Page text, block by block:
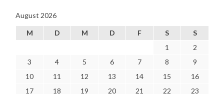
August 2026
M D M D F S
S
1
2
3
4 5 6 7 8
9
10
11 12 13 14 15
16
17
18 19 20 21 22
23